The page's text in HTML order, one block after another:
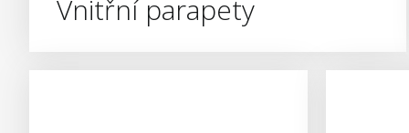
Vnitřní parapety